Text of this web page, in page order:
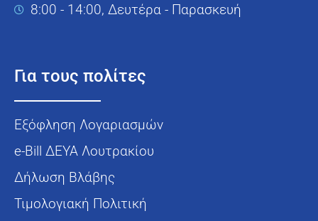
8:00 - 14:00, Δευτέρα - Παρασκευή
Για τους πολίτες
Εξόφληση Λογαριασμών
e-Bill ΔΕΥΑ Λουτρακίου
Δήλωση Βλάβης
Τιμολογιακή Πολιτική